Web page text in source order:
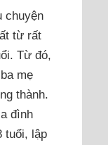
chuyện
từ rất
Từ đó,
mẹ
thành.
đình
tuổi, lập